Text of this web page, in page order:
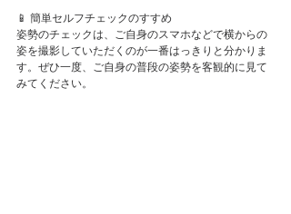
📱 簡単セルフチェックのすすめ
姿勢のチェックは、ご自身のスマホなどで横からの
姿を撮影していただくのが一番はっきりと分かりま
す。ぜひ一度、ご自身の普段の姿勢を客観的に見て
みてください。